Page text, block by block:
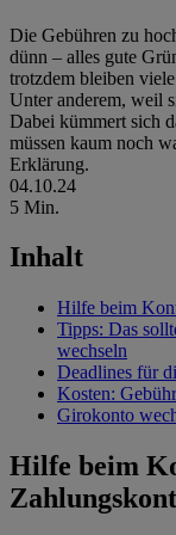
Die Gebühren zu
dünn – alles gute
trotzdem bleiben
Unter anderem, weil
Dabei kümmert sich
müssen kaum noch
Erklärung.
04.10.24
5 Min.
Inhalt
Hilfe beim
Tipps: Das
wechseln
Deadlines für
Kosten:
Girokonto
Hilfe beim